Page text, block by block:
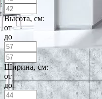
Высота, см:
от
до
Ширина, см:
от
до